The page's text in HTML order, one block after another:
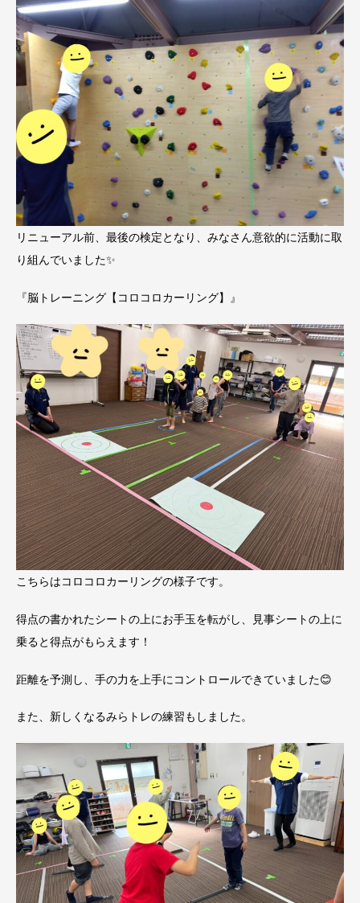
リニューアル前、最後の検定となり、みなさん意欲的に活動に取
り組んでいました✨
『脳トレーニング【コロコロカーリング】』
こちらはコロコロカーリングの様子です。
得点の書かれたシートの上にお手玉を転がし、見事シートの上に
乗ると得点がもらえます！
距離を予測し、手の力を上手にコントロールできていました😊
また、新しくなるみらトレの練習もしました。